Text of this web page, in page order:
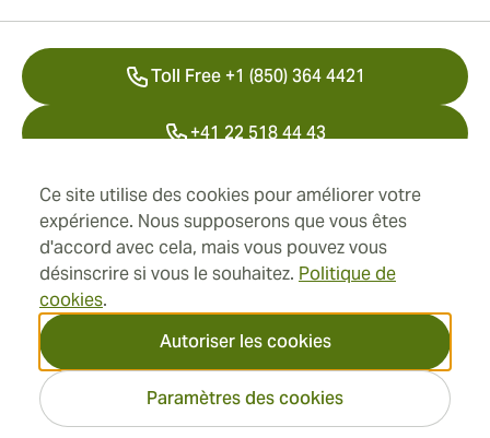
Ce site utilise des cookies pour améliorer votre
expérience. Nous supposerons que vous êtes
d'accord avec cela, mais vous pouvez vous
désinscrire si vous le souhaitez. Politique de
cookies.
Autoriser les cookies
Paramètres des cookies
Adresse
Informations
Toll Free +1 (850) 364 4421
+41 22 518 44 43
info@swisscubancigars.com
2026 SwissCubanCigars.fr —
Cigar Group. Tous les droits